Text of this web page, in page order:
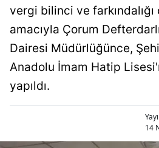
vergi bilinci ve
amacıyla Çorum
Dairesi Müdürlüğünce,
Anadolu İmam Hatip
yapıldı.
14